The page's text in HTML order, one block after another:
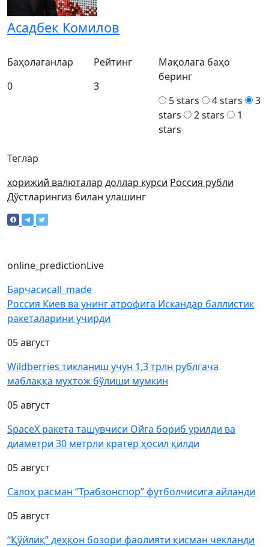
Асадбек Комилов
Теглар
хорижий валюталар доллар курси Россия рубли
Баҳолаганлар
0
Рейтинг
3
Мақолага баҳо
беринг
5 stars
4 stars
3
stars
2 stars
1
stars
Дўстларингиз билан улашинг
online_predictionLive
Барчасиcall_made
Россия Киев ва унинг атрофига Искандар баллистик
ракеталарини учирди
05 август
Wildberries тикланиш учун 1,3 трлн рублгача
маблаққа муҳтож бўлиши мумкин
05 август
SpaceX ракета ташувчиси Ойга бориб урилди ва
диаметри 30 метрли кратер ҳосил қилди
05 август
Салоҳ расман “Трабзонспор” футболчисига айланди
05 август
“Қўйлиқ” деҳқон бозори фаолияти қисман чекланди